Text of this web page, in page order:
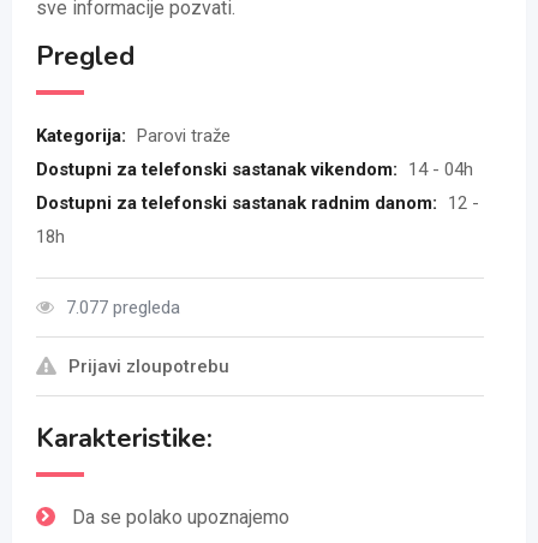
sve informacije pozvati.
Pregled
Kategorija: Parovi traže
Dostupni za telefonski sastanak vikendom:
14 - 04h
Dostupni za telefonski sastanak radnim danom:
12 -
18h
7.077 pregleda
Prijavi zloupotrebu
Karakteristike:
Da se polako upoznajemo